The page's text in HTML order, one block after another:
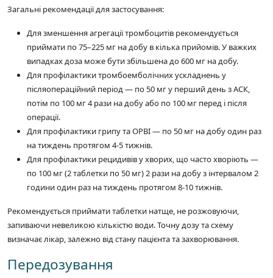
Загальні рекомендації для застосування:
Для зменшення агрегації тромбоцитів рекомендується
приймати по 75–225 мг на добу в кілька прийомів. У важких
випадках доза може бути збільшена до 600 мг на добу.
Для профілактики тромбоемболічних ускладнень у
післяопераційний період — по 50 мг у перший день з АСК,
потім по 100 мг 4 рази на добу або по 100 мг перед і після
операції.
Для профілактики грипу та ОРВІ — по 50 мг на добу один раз
на тиждень протягом 4-5 тижнів.
Для профілактики рецидивів у хворих, що часто хворіють —
по 100 мг (2 таблетки по 50 мг) 2 рази на добу з інтервалом 2
години один раз на тиждень протягом 8-10 тижнів.
Рекомендується приймати таблетки натще, не розжовуючи,
запиваючи невеликою кількістю води. Точну дозу та схему
визначає лікар, залежно від стану пацієнта та захворювання.
Передозування